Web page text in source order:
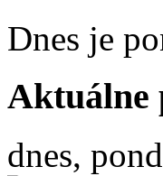
Dnes je
Aktuálne
dnes,